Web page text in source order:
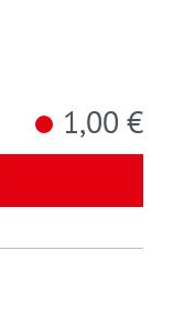
1,00 €